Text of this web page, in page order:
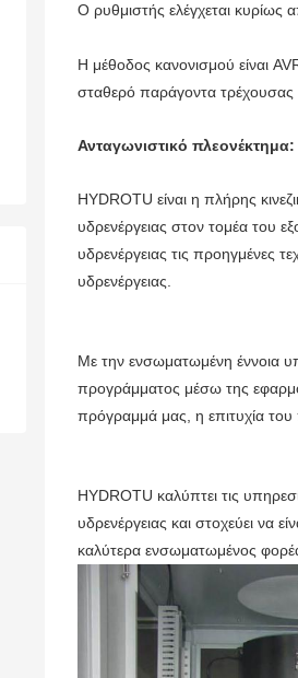
Ο ρυθμιστής ελέγχεται
Η μέθοδος κανονισμού είναι
σταθερό παράγοντα τρέχουσας
Ανταγωνιστικό πλεονέκτημα:
HYDROTU είναι η πλήρης
υδρενέργειας στον τομέα του
υδρενέργειας τις προηγμένες
υδρενέργειας.
Με την ενσωματωμένη έννοια
προγράμματος μέσω της
πρόγραμμά μας, η επιτυχία του
HYDROTU καλύπτει τις
υδρενέργειας και στοχεύει να
καλύτερα ενσωματωμένος